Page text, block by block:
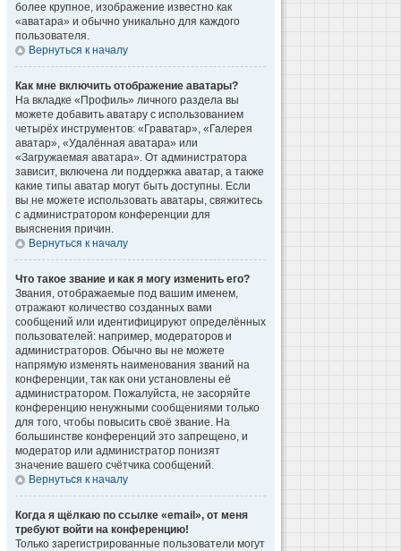
более крупное, изображение известно как
«аватара» и обычно уникально для каждого
пользователя.
Вернуться к началу
Как мне включить отображение аватары?
На вкладке «Профиль» личного раздела вы
можете добавить аватару с использованием
четырёх инструментов: «Граватар», «Галерея
аватар», «Удалённая аватара» или
«Загружаемая аватара». От администратора
зависит, включена ли поддержка аватар, а также
какие типы аватар могут быть доступны. Если
вы не можете использовать аватары, свяжитесь
с администратором конференции для
выяснения причин.
Вернуться к началу
Что такое звание и как я могу изменить его?
Звания, отображаемые под вашим именем,
отражают количество созданных вами
сообщений или идентифицируют определённых
пользователей: например, модераторов и
администраторов. Обычно вы не можете
напрямую изменять наименования званий на
конференции, так как они установлены её
администратором. Пожалуйста, не засоряйте
конференцию ненужными сообщениями только
для того, чтобы повысить своё звание. На
большинстве конференций это запрещено, и
модератор или администратор понизят
значение вашего счётчика сообщений.
Вернуться к началу
Когда я щёлкаю по ссылке «email», от меня
требуют войти на конференцию!
Только зарегистрированные пользователи могут